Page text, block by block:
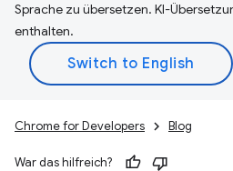
Sprache zu übersetzen. KI-
enthalten.
Chrome for Developers Blog
War das hilfreich?